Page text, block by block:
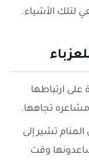
لتلك الأشياء.
على ارتباطها
تجاهها.
المنام تشير إلى
وقت